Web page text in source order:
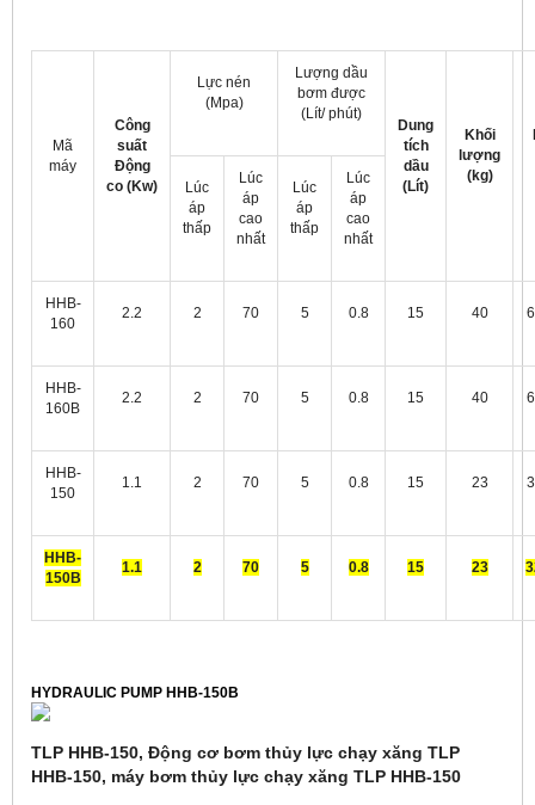
Mã
máy
Công
suất
Động
co (Kw)
Lực nén
(Mpa)
Lượng dầu
bơm được
(Lít/ phút)
Dung
tích
dầu
(Lít)
Khối
lượng
(kg)
Lúc
áp
thấp
Lúc
áp
cao
nhất
Lúc
áp
thấp
Lúc
áp
cao
nhất
HHB-
160
2.2 2 70 5 0.8 15 40
HHB-
160B
2.2 2 70 5 0.8 15 40
HHB-
150
1.1 2 70 5 0.8 15 23
HHB-
150B
1.1 2 70 5 0.8 15 23
HYDRAULIC PUMP HHB-150B
TLP HHB-150, Động cơ bơm thủy lực chạy xăng TLP
HHB-150, máy bơm thủy lực chạy xăng TLP HHB-150